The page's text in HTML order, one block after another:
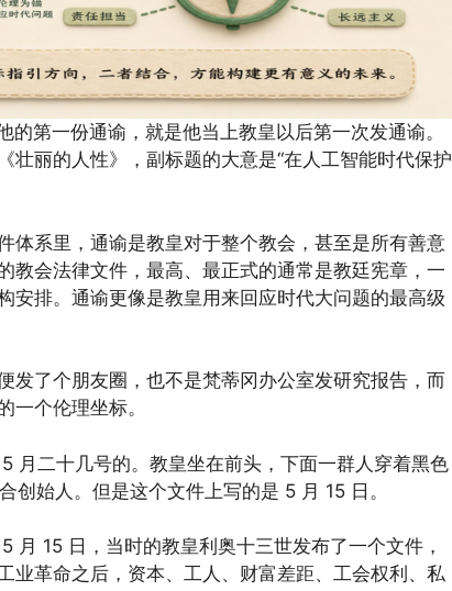
第一份通谕，就是他当上教皇以后第一次发通谕。
壮丽的人性》，副标题的大意是“在人工智能时代保护
体系里，通谕是教皇对于整个教会，甚至是所有善意
教会法律文件，最高、最正式的通常是教廷宪章，一
安排。通谕更像是教皇用来回应时代大问题的最高级
发了个朋友圈，也不是梵蒂冈办公室发研究报告，而
一个伦理坐标。
月二十几号的。教皇坐在前头，下面一群人穿着黑色
始人。但是这个文件上写的是 5 月 15 日。
月 15 日，当时的教皇利奥十三世发布了一个文件，
业革命之后，资本、工人、财富差距、工会权利、私